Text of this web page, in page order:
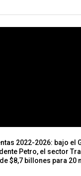
2022-2026: bajo el
Petro, el sector
$8,7 billones para 20